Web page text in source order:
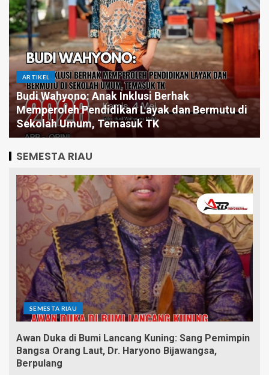
ARTIKEL
Pintar Saja Tidak Cukup, Mengapa Birokrasi
Butuh Pemimpin yang Jago Eksekusi
SEMESTA RIAU
SEMESTA RIAU
Awan Duka di Bumi Lancang Kuning: Sang Pemimpin
Bangsa Orang Laut, Dr. Haryono Bijawangsa,
Berpulang